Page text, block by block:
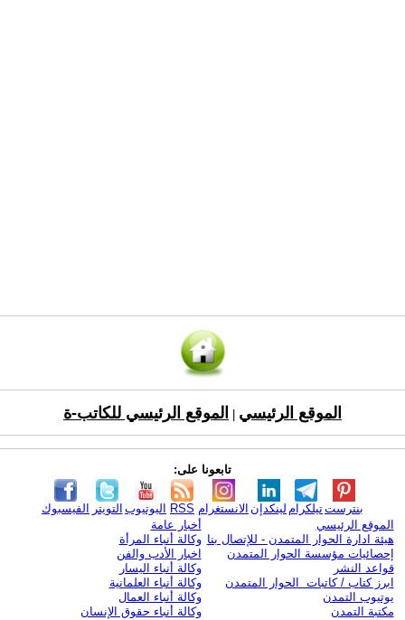
الموقع الرئيسي الموقع الرئيسي للكاتب-ة
تابعونا على:
الفيسبوك التويتر اليوتيوب RSS الانستغرام لينكدإن تيلكرامبنترست
الموقع الرئيسي
هيئة ادارة الحوار المتمدن - للإتصال بنا
إحصائيات مؤسسة الحوار المتمدن
قواعد النشر
ابرز كتاب / كاتبات الحوار المتمدن
يوتيوب التمدن
مكتبة التمدن
أخبار عامة
وكالة أنباء المرأة
اخبار الأدب والفن
وكالة أنباء اليسار
وكالة أنباء العلمانية
وكالة أنباء العمال
وكالة أنباء حقوق الإنسان